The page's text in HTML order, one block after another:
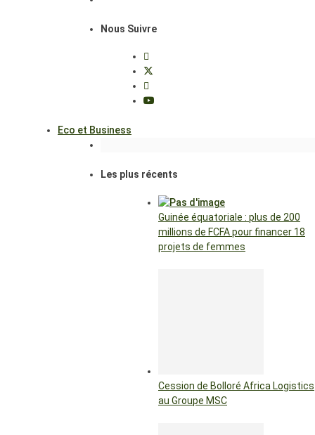
Nous Suivre
Eco et Business
Les plus récents
Guinée équatoriale : plus de 200
millions de FCFA pour financer 18
projets de femmes
Cession de Bolloré Africa Logistics
au Groupe MSC